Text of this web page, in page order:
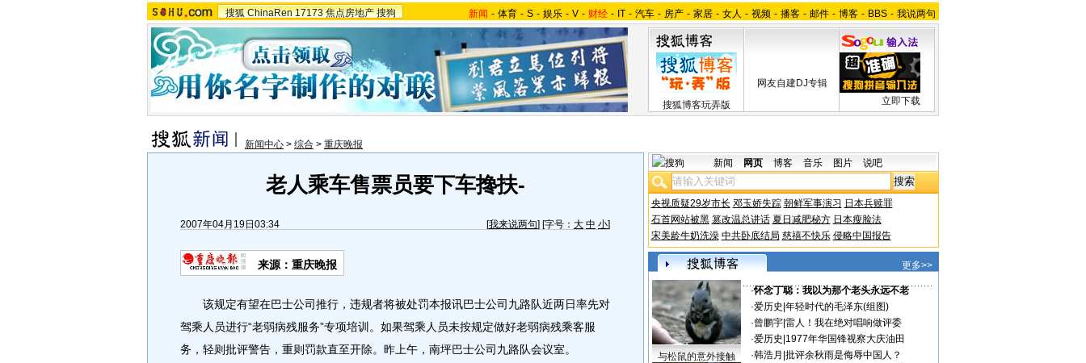
搜狐 ChinaRen 17173 焦点房地产 搜狗 新闻 - 体育 - S - 娱乐 - V - 财经 - IT - 汽车 - 房产 - 家居 - 女人 - 视频 - 播客 - 邮件 - 博客 - BBS - 我说两句
搜狐博客玩弄版
网友自建DJ专辑
立即下载
新闻中心 > 综合 > 重庆晚报
老人乘车售票员要下车搀扶-
2007年04月19日03:34 [我来说两句] [字号： 大 中 小]
来源：重庆晚报
该规定有望在巴士公司推行，违规者将被处罚本报讯巴士公司九路队近两日率先对
驾乘人员进行“老弱病残服务”专项培训。如果驾乘人员未按规定做好老弱病残乘客服
务，轻则批评警告，重则罚款直至开除。昨上午，南坪巴士公司九路队会议室。
新闻 网页 博客 音乐 图片 说吧
央视质疑29岁市长 邓玉娇失踪 朝鲜军事演习 日本兵赎罪
石首网站被黑 篡改温总讲话 夏日减肥秘方 日本瘦脸法
宋美龄牛奶洗澡 中共卧底结局 慈禧不快乐 侵略中国报告
更多>>
与松鼠的意外接触
·怀念丁聪：我以为那个老头永远不老
·爱历史 年轻时代的毛泽东(组图)
·曾鹏宇| 雷人！我在绝对唱响做评委
·爱历史 1977年华国锋视察大庆油田
·韩浩月 批评余秋雨是侮辱中国人？